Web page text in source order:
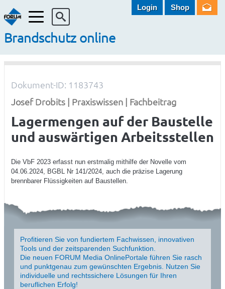
Menü
Brandschutz online
Login Shop
Dokument-ID: 1183743
Josef Drobits | Praxiswissen | Fachbeitrag
Lagermengen auf der Baustelle
und auswärtigen Arbeitsstellen
Die VbF 2023 erfasst nun erstmalig mithilfe der Novelle vom
04.06.2024, BGBL Nr 141/2024, auch die präzise Lagerung
brennbarer Flüssigkeiten auf Baustellen.
Profitieren Sie von fundiertem Fachwissen, innovativen
Tools und der zeitsparenden Suchfunktion.
Die neuen FORUM Media OnlinePortale führen Sie rasch
und punktgenau zum gewünschten Ergebnis. Nutzen Sie
individuelle und rechtssichere Lösungen für Ihren
beruflichen Erfolg!